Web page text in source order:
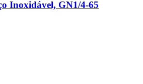
Inoxidável, GN1/4-65